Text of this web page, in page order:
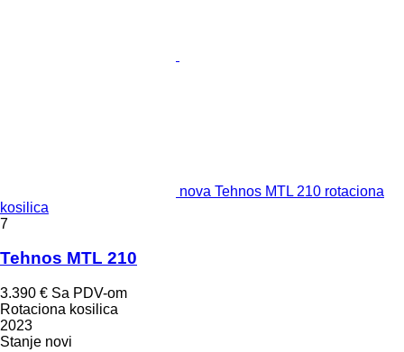
nova Tehnos MTL 210 rotaciona
kosilica
7
Tehnos MTL 210
3.390 € Sa PDV-om
Rotaciona kosilica
2023
Stanje novi